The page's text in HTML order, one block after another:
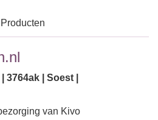
| Soest |
van Kivo